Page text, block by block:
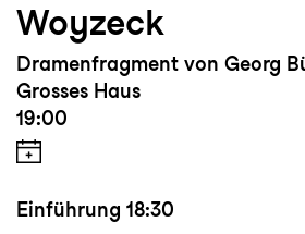
Woyzeck
Dramenfragment von Georg
Grosses Haus
19:00
Einführung 18:30